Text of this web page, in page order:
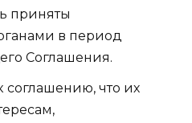
приняты
в период
Соглашения.
что их